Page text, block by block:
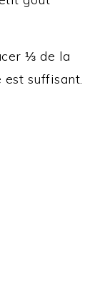
⅓ de la
est suffisant.